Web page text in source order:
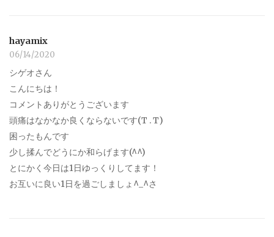
hayamix
06/14/2020
シゲオさん
こんにちは！
コメントありがとうございます
頭痛はなかなか良くならないです(T . T)
困ったもんです
少し揉んでどうにか和らげます(^^)
とにかく今日は1日ゆっくりしてます！
お互いに良い1日を過ごしましょ^_^さ